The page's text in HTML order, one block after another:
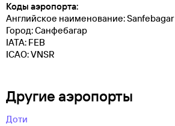
Коды аэропорта:
Английское наименование: Sanfebagar
Город: Санфебагар
IATA: FEB
ICAO: VNSR
Другие аэропорты
Доти